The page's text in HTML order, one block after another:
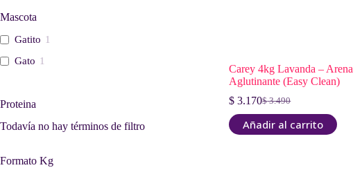
Carey 4kg Lavanda – Arena
Aglutinante (Easy Clean)
$3.490
El
precio
original
$ 3.170El
precio
actual
Añadir al carrito
Mascota
Gatito 1
Gato 1
Proteina
Todavía no hay términos de filtro
Formato Kg